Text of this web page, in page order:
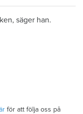
säger han.
för att följa oss på